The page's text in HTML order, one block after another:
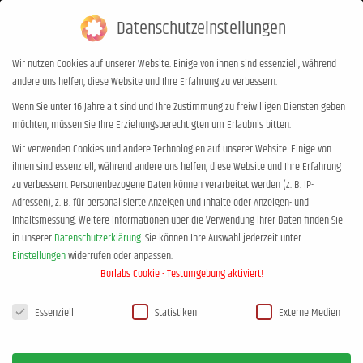
0,00€
Zevener Zeitung
Sie befinden sich hier:
Start Zevener Zeitung
Datenschutzeinstellungen
Wir nutzen Cookies auf unserer Website. Einige von ihnen sind essenziell, während
andere uns helfen, diese Website und Ihre Erfahrung zu verbessern.
Wenn Sie unter 16 Jahre alt sind und Ihre Zustimmung zu freiwilligen Diensten geben
möchten, müssen Sie Ihre Erziehungsberechtigten um Erlaubnis bitten.
Wir verwenden Cookies und andere Technologien auf unserer Website. Einige von
ihnen sind essenziell, während andere uns helfen, diese Website und Ihre Erfahrung
zu verbessern.Personenbezogene Daten können verarbeitet werden (z. B. IP-
Adressen), z. B. für personalisierte Anzeigen und Inhalte oder Anzeigen- und
Inhaltsmessung.Weitere Informationen über die Verwendung Ihrer Daten finden Sie
in unsererDatenschutzerklärung.Sie können Ihre Auswahl jederzeit unter
Einstellungenwiderrufen oder anpassen.
Borlabs Cookie - Testumgebung aktiviert!
Datenschutzeinstellungen
Essenziell Statistiken Externe Medien